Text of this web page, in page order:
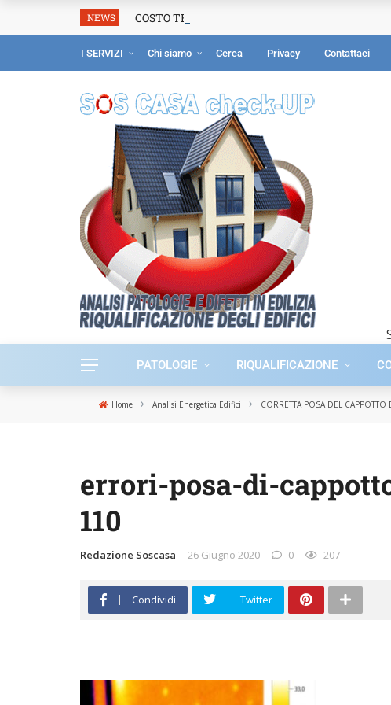
NEWS COSTO TERMOGRAFIA: prezzo perizia
I SERVIZI Chi siamo Cerca Privacy Contattaci
PATOLOGIE RIQUALIFICAZIONE
Home › Analisi Energetica Edifici › CORRETTA POSA DEL
errori-posa-di-
110
Redazione Soscasa 26 Giugno 2020 0 207
Condividi Twitter